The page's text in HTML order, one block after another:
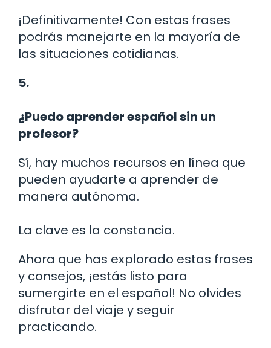
¡Definitivamente! Con estas frases
podrás manejarte en la mayoría de
las situaciones cotidianas.
5.
¿Puedo aprender español sin un
profesor?
Sí, hay muchos recursos en línea que
pueden ayudarte a aprender de
manera autónoma.
La clave es la constancia.
Ahora que has explorado estas frases
y consejos, ¡estás listo para
sumergirte en el español! No olvides
disfrutar del viaje y seguir
practicando.